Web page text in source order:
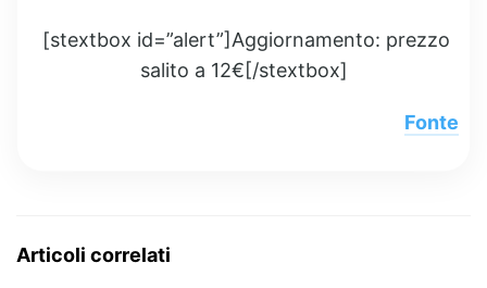
[stextbox id=”alert”]Aggiornamento: prezzo
salito a 12€[/stextbox]
Fonte
Articoli correlati